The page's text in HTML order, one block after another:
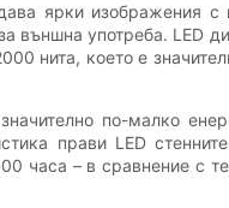
ярки изображения
външна употреба. LED
нита, което е
по-малко
прави LED
часа – в сравнение с